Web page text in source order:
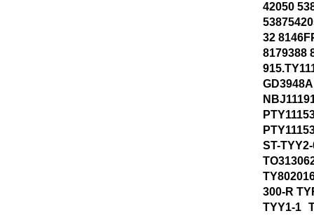
42050
32
8179388
ST-
300-R
TYY1-1